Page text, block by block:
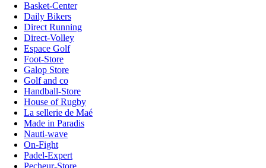
Basket-Center
Daily Bikers
Direct Running
Direct-Volley
Espace Golf
Foot-Store
Galop Store
Golf and co
Handball-Store
House of Rugby
La sellerie de Maé
Made in Paradis
Nauti-wave
On-Fight
Padel-Expert